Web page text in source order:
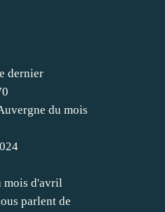
dernier
du mois
mois d'avril
parlent de